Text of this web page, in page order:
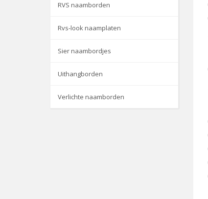
RVS naamborden
Rvs-look naamplaten
Sier naambordjes
Uithangborden
Verlichte naamborden